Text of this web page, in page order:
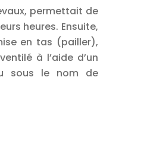
permettait de
heures. Ensuite,
en tas (pailler),
à l’aide d’un
sous le nom de